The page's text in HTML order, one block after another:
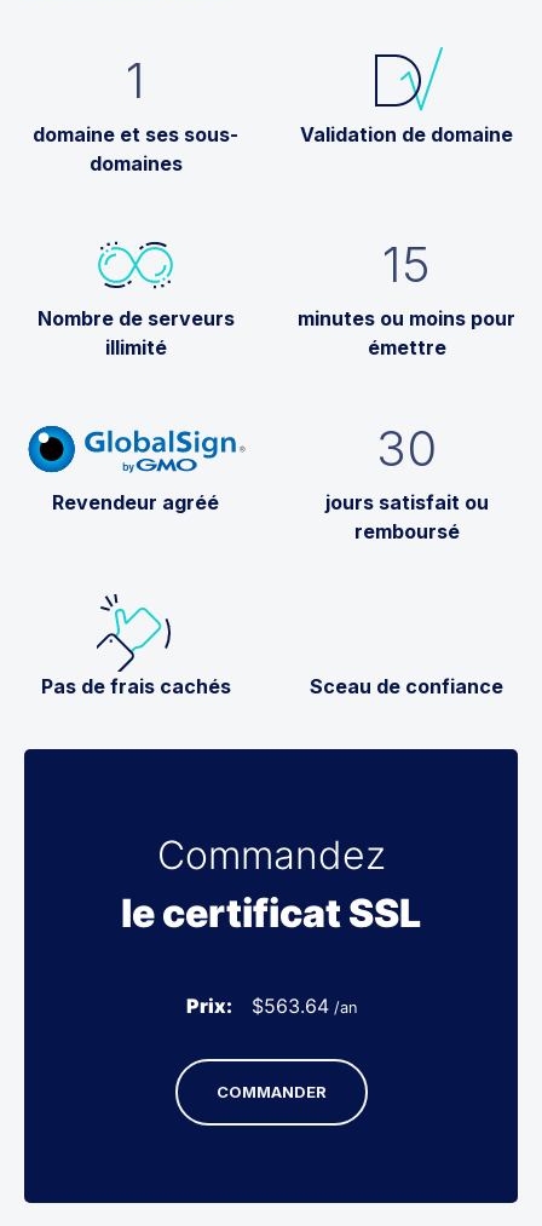
1
domaine et ses sous-
domaines
Validation de domaine
Nombre de serveurs
illimité
15
minutes ou moins pour
émettre
Revendeur agréé
30
jours satisfait ou
remboursé
Pas de frais cachés Sceau de confiance
Commandez
le certificat SSL
Prix: $563.64/an
COMMANDER